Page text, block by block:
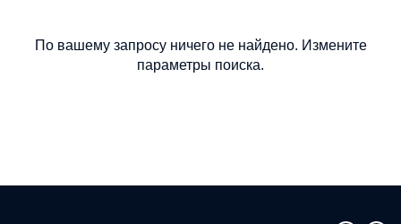
По вашему запросу ничего не найдено. Измените
параметры поиска.